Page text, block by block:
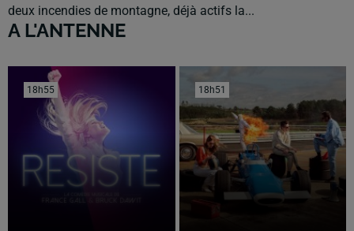
deux incendies de montagne, déjà actifs la...
A L'ANTENNE
18h55
18h55 18h51
18h51